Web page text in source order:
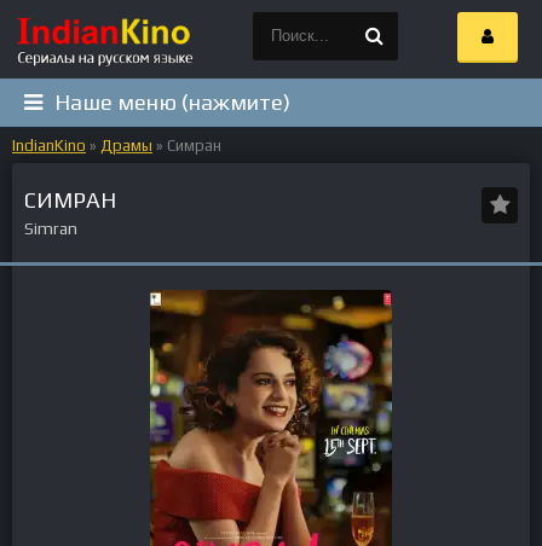
Наше меню (нажмите)
IndianKino » Драмы » Симран
СИМРАН
Simran